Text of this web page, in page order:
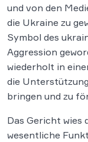
und von den
die Ukraine zu
Symbol des
Aggression
wiederholt in
die
bringen und zu
Das Gericht wies
wesentliche